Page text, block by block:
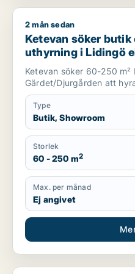
Ketevan söker butik eller
2 mån sedan
Ketevan söker
uthyrning i Lidingö
Gärdet/Djurgården
Ketevan söker 60-250
Gärdet/Djurgården att
Type
Butik, Showroom
Storlek
60 - 250 m2
Max. per månad
Ej angivet